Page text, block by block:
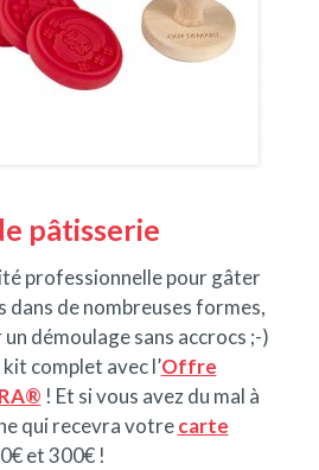
pâtisserie
professionnelle pour gâter
dans de nombreuses formes,
démoulage sans accrocs ;-)
complet avec l’Offre
! Et si vous avez du mal à
qui recevra votrecarte
et 300€ !